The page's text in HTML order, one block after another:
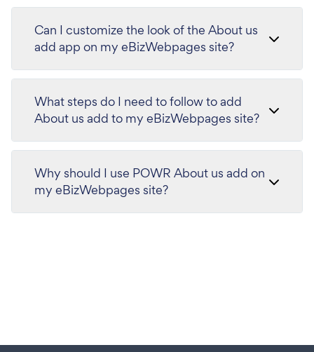
Can I customize the look of the About us
add app on my eBizWebpages site?
What steps do I need to follow to add
About us add to my eBizWebpages site?
Why should I use POWR About us add on
my eBizWebpages site?